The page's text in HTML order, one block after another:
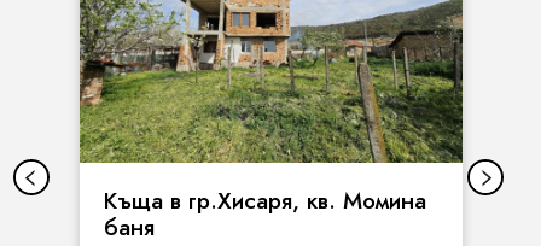
Къща в гр.Хисаря, кв. Момина
баня